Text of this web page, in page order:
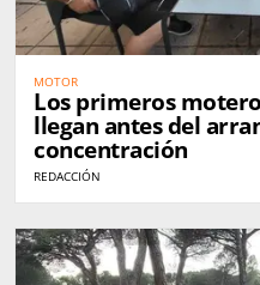
MOTOR
Los primeros
llegan antes del
concentración
REDACCIÓN